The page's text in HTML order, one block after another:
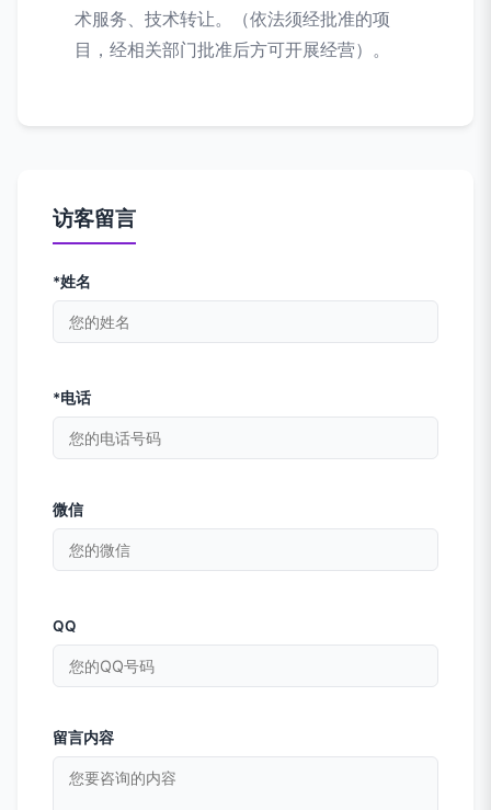
术服务、技术转让。（依法须经批准的项
目，经相关部门批准后方可开展经营）。
访客留言
*姓名
*电话
微信
QQ
留言内容